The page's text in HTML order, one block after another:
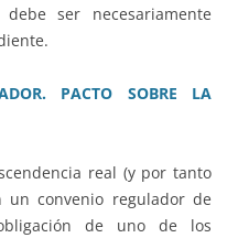
ser necesariamente
PACTO SOBRE LA
real (y por tanto
convenio regulador de
de uno de los